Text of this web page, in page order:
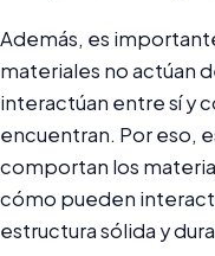
Además, es
materiales no actúan
interactúan entre sí y
encuentran. Por eso,
comportan los
cómo pueden
estructura sólida y